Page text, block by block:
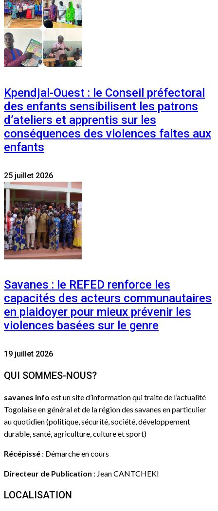
Kpendjal-Ouest : le Conseil préfectoral
des enfants sensibilisent les patrons
d’ateliers et apprentis sur les
conséquences des violences faites aux
enfants
25 juillet 2026
Savanes : le REFED renforce les
capacités des acteurs communautaires
en plaidoyer pour mieux prévenir les
violences basées sur le genre
19 juillet 2026
QUI SOMMES-NOUS?
savanes info est un site d’information qui traite de l’actualité
Togolaise en général et de la région des savanes en particulier
au quotidien (politique, sécurité, société, développement
durable, santé, agriculture, culture et sport)
Récépissé : Démarche en cours
Directeur de Publication : Jean CANTCHEKI
LOCALISATION